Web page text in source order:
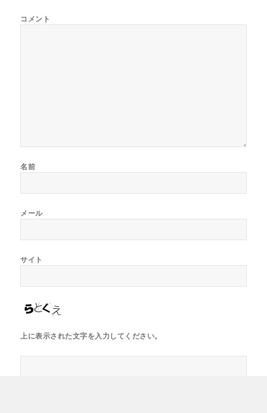
コメント
名前
メール
サイト
上に表示された文字を入力してください。